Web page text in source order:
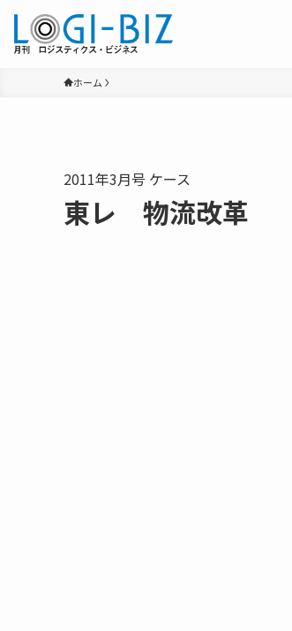
ホーム
2011年3月号 ケース
東レ 物流改革